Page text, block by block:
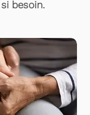
besoin.